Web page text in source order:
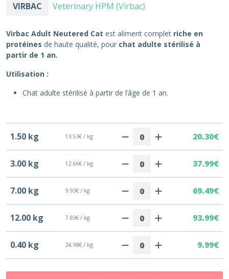
VIRBAC Veterinary HPM (Virbac)
Virbac Adult Neutered Cat est aliment complet riche en
protéines de haute qualité, pour chat adulte stérilisé à
partir de 1 an.
Utilisation :
Chat adulte stérilisé à partir de l’âge de 1 an.
1.50 kg 13.53€ / kg 20.30€
3.00 kg 12.66€ / kg 37.99€
7.00 kg 9.93€ / kg 69.49€
12.00 kg 7.83€ / kg 93.99€
0.40 kg 24.98€ / kg 9.99€